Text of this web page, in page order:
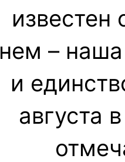
известен
нем –
и
августа